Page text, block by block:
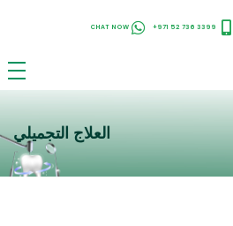
+971 52 736 3399
CHAT NOW
العلاج التجميلي